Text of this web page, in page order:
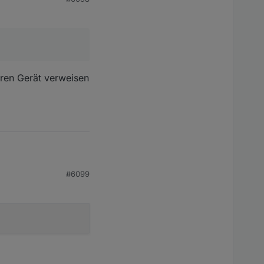
Gerät verweisen
verweisen möchte.
#6099